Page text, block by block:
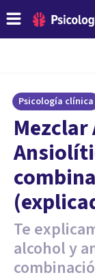
Psicología clínica
Te
alcohol y